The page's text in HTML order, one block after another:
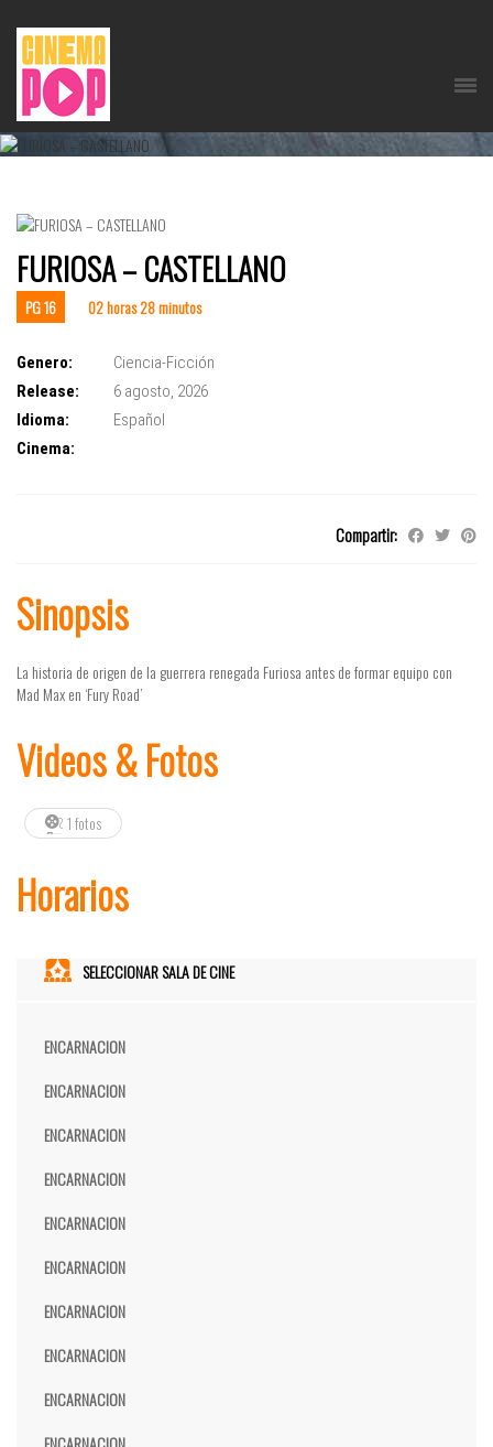
FURIOSA – CASTELLANO
PG 16 02 horas 28 minutos
Genero:
Ciencia-Ficción
Release:
6 agosto, 2026
Idioma:
Español
Cinema:
Compartir:
Sinopsis
La historia de origen de la guerrera renegada Furiosa antes de formar equipo con
Mad Max en ‘Fury Road’
Videos & Fotos
1 fotos
Horarios
SELECCIONAR SALA DE CINE
ENCARNACION
ENCARNACION
ENCARNACION
ENCARNACION
ENCARNACION
ENCARNACION
ENCARNACION
ENCARNACION
ENCARNACION